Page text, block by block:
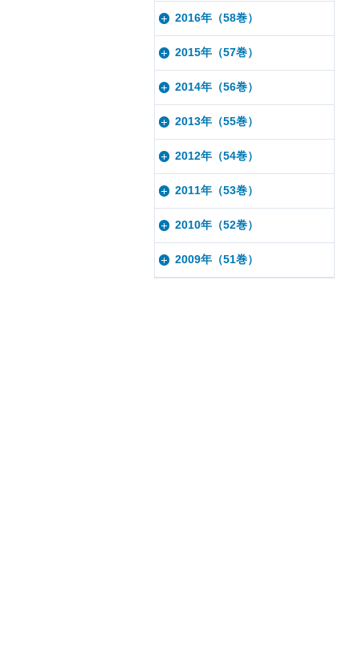
2016年（58巻）
2015年（57巻）
2014年（56巻）
2013年（55巻）
2012年（54巻）
2011年（53巻）
2010年（52巻）
2009年（51巻）